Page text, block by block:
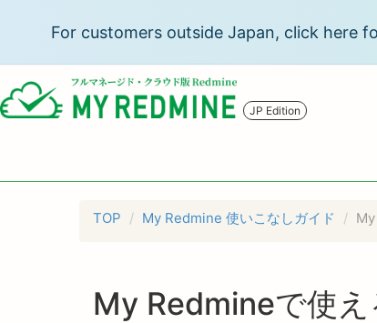
For customers outside Japan, click here
JP Edition
TOP My Redmine 使いこなしガイド
My Redmineで使